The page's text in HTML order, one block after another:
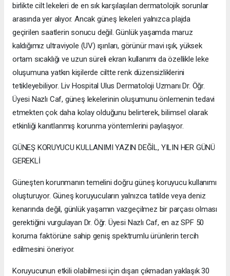
birlikte cilt lekeleri de en sık karşılaşılan dermatolojik sorunlar
arasında yer alıyor. Ancak güneş lekeleri yalnızca plajda
geçirilen saatlerin sonucu değil. Günlük yaşamda maruz
kaldığımız ultraviyole (UV) ışınları, görünür mavi ışık, yüksek
ortam sıcaklığı ve uzun süreli ekran kullanımı da özellikle leke
oluşumuna yatkın kişilerde ciltte renk düzensizliklerini
tetikleyebiliyor. Liv Hospital Ulus Dermatoloji Uzmanı Dr. Öğr.
Üyesi Nazlı Caf, güneş lekelerinin oluşumunu önlemenin tedavi
etmekten çok daha kolay olduğunu belirterek, bilimsel olarak
etkinliği kanıtlanmış korunma yöntemlerini paylaşıyor.
GÜNEŞ KORUYUCU KULLANIMI YAZIN DEĞİL, YILIN HER GÜNÜ
GEREKLİ
Güneşten korunmanın temelini doğru güneş koruyucu kullanımı
oluşturuyor. Güneş koruyucuların yalnızca tatilde veya deniz
kenarında değil, günlük yaşamın vazgeçilmez bir parçası olması
gerektiğini vurgulayan Dr. Öğr. Üyesi Nazlı Caf, en az SPF 50
koruma faktörüne sahip geniş spektrumlu ürünlerin tercih
edilmesini öneriyor.
Koruyucunun etkili olabilmesi için dışarı çıkmadan yaklaşık 30